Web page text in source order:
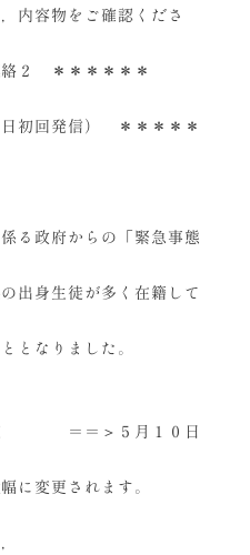
容物をご確認くださ
２ ＊＊＊＊＊＊
初回発信） ＊＊＊＊＊
る政府からの「緊急事態
出身生徒が多く在籍して
となりました。
＝＝＞５月１０日
に変更されます。